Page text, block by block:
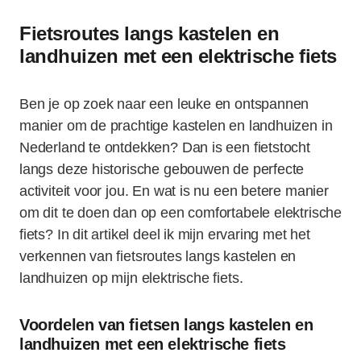
Fietsroutes langs kastelen en
landhuizen met een elektrische fiets
Ben je op zoek naar een leuke en ontspannen
manier om de prachtige kastelen en landhuizen in
Nederland te ontdekken? Dan is een fietstocht
langs deze historische gebouwen de perfecte
activiteit voor jou. En wat is nu een betere manier
om dit te doen dan op een comfortabele elektrische
fiets? In dit artikel deel ik mijn ervaring met het
verkennen van fietsroutes langs kastelen en
landhuizen op mijn elektrische fiets.
Voordelen van fietsen langs kastelen en
landhuizen met een elektrische fiets